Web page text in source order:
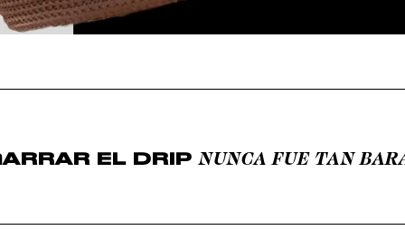
EL DRIP NUNCA FUE TAN